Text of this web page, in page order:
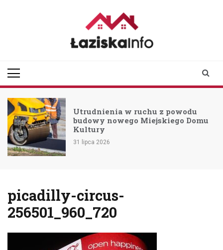
Utrudnienia w ruchu z powodu
budowy nowego Miejskiego Domu
Kultury
31 lipca 2026
picadilly-circus-
256501_960_720